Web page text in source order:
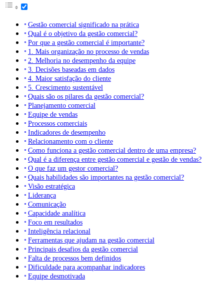
Gestão comercial significado na prática
Qual é o objetivo da gestão comercial?
Por que a gestão comercial é importante?
1. Mais organização no processo de vendas
2. Melhoria no desempenho da equipe
3. Decisões baseadas em dados
4. Maior satisfação do cliente
5. Crescimento sustentável
Quais são os pilares da gestão comercial?
Planejamento comercial
Equipe de vendas
Processos comerciais
Indicadores de desempenho
Relacionamento com o cliente
Como funciona a gestão comercial dentro de uma empresa?
Qual é a diferença entre gestão comercial e gestão de vendas?
O que faz um gestor comercial?
Quais habilidades são importantes na gestão comercial?
Visão estratégica
Liderança
Comunicação
Capacidade analítica
Foco em resultados
Inteligência relacional
Ferramentas que ajudam na gestão comercial
Principais desafios da gestão comercial
Falta de processos bem definidos
Dificuldade para acompanhar indicadores
Equipe desmotivada